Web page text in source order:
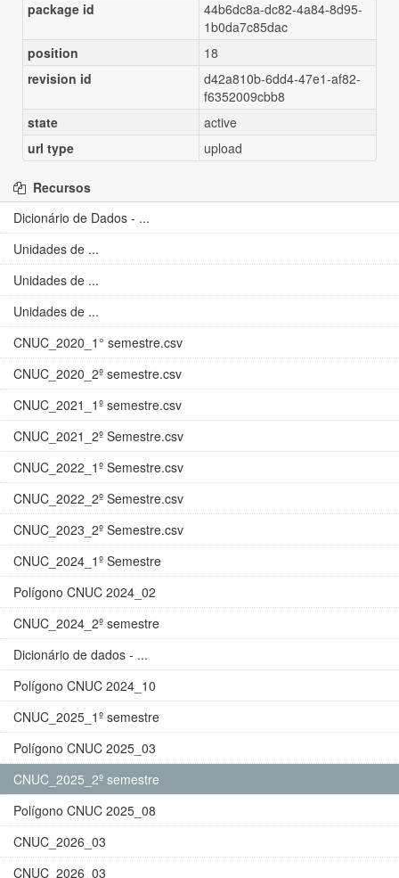
package id
44b6dc8a-dc82-4a84-8d95-
1b0da7c85dac
position
18
revision id
d42a810b-6dd4-47e1-af82-
f6352009cbb8
state
active
url type
upload
Recursos
Dicionário de Dados - ...
Unidades de ...
Unidades de ...
Unidades de ...
CNUC_2020_1° semestre.csv
CNUC_2020_2º semestre.csv
CNUC_2021_1º semestre.csv
CNUC_2021_2º Semestre.csv
CNUC_2022_1º Semestre.csv
CNUC_2022_2º Semestre.csv
CNUC_2023_2º Semestre.csv
CNUC_2024_1º Semestre
Polígono CNUC 2024_02
CNUC_2024_2º semestre
Dicionário de dados - ...
Polígono CNUC 2024_10
CNUC_2025_1º semestre
Polígono CNUC 2025_03
CNUC_2025_2º semestre
Polígono CNUC 2025_08
CNUC_2026_03
CNUC_2026_03